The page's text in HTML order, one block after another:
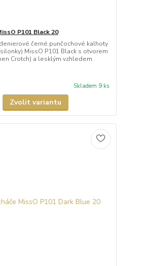
P101 Black 20
černé punčochové kalhoty
MissO P101 Black s otvorem
Crotch) a lesklým vzhledem.
Skladem 9 ks
Zvolit variantu